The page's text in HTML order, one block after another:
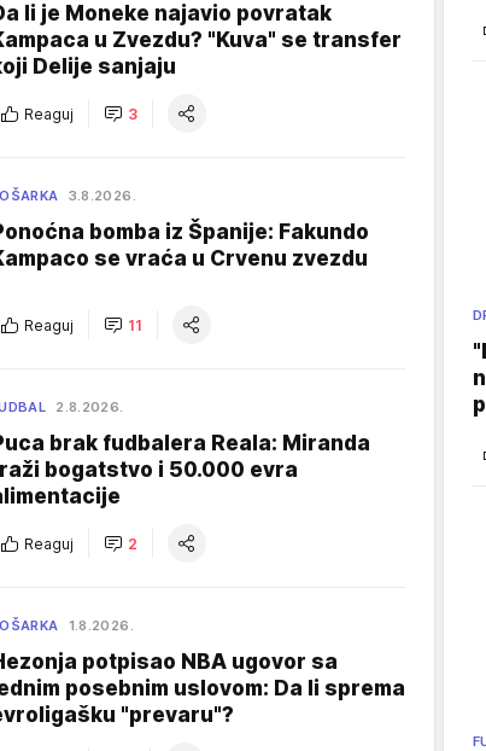
li je Moneke najavio povratak
u Zvezdu? "Kuva" se transfer
Delije sanjaju
Reaguj 3
3.8.2026.
bomba iz Španije: Fakundo
se vraća u Crvenu zvezdu
Reaguj 11
2.8.2026.
brak fudbalera Reala: Miranda
bogatstvo i 50.000 evra
Reaguj 2
1.8.2026.
potpisao NBA ugovor sa
posebnim uslovom: Da li sprema
"prevaru"?